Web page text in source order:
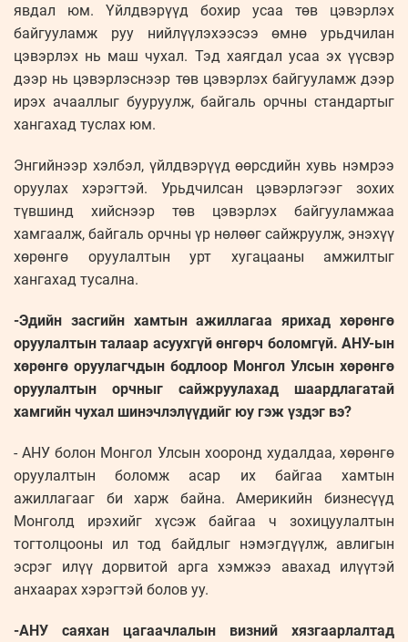
явдал юм. Үйлдвэрүүд бохир усаа төв цэвэрлэх
байгууламж руу нийлүүлэхээсээ өмнө урьдчилан
цэвэрлэх нь маш чухал. Тэд хаягдал усаа эх үүсвэр
дээр нь цэвэрлэснээр төв цэвэрлэх байгууламж дээр
ирэх ачааллыг бууруулж, байгаль орчны стандартыг
хангахад туслах юм.
Энгийнээр хэлбэл, үйлдвэрүүд өөрсдийн хувь нэмрээ
оруулах хэрэгтэй. Урьдчилсан цэвэрлэгээг зохих
түвшинд хийснээр төв цэвэрлэх байгууламжаа
хамгаалж, байгаль орчны үр нөлөөг сайжруулж, энэхүү
хөрөнгө оруулалтын урт хугацааны амжилтыг
хангахад тусална.
-Эдийн засгийн хамтын ажиллагаа ярихад хөрөнгө
оруулалтын талаар асуухгүй өнгөрч боломгүй. АНУ-ын
хөрөнгө оруулагчдын бодлоор Монгол Улсын хөрөнгө
оруулалтын орчныг сайжруулахад шаардлагатай
хамгийн чухал шинэчлэлүүдийг юу гэж үздэг вэ?
- АНУ болон Монгол Улсын хооронд худалдаа, хөрөнгө
оруулалтын боломж асар их байгаа хамтын
ажиллагааг би харж байна. Америкийн бизнесүүд
Монголд ирэхийг хүсэж байгаа ч зохицуулалтын
тогтолцооны ил тод байдлыг нэмэгдүүлж, авлигын
эсрэг илүү дорвитой арга хэмжээ авахад илүүтэй
анхаарах хэрэгтэй болов уу.
-АНУ саяхан цагаачлалын визний хязгаарлалтад